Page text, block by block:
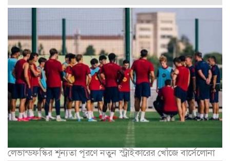
লেভান্ডফস্কির শূন্যতা পূরণে নতুন স্ট্রাইকারের খোঁজে বার্সেলোনা